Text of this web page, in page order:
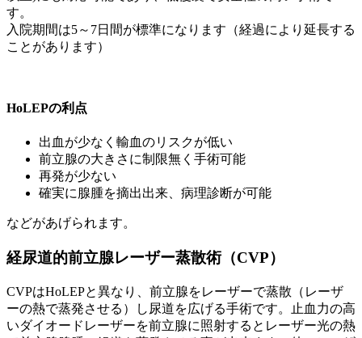
す。
入院期間は5～7日間が標準になります（経過により延長する
ことがあります）
HoLEPの利点
出血が少なく輸血のリスクが低い
前立腺の大きさに制限無く手術可能
再発が少ない
確実に腺腫を摘出出来、病理診断が可能
などがあげられます。
経尿道的前立腺レーザー蒸散術（CVP）
CVPはHoLEPと異なり、前立腺をレーザーで蒸散（レーザ
ーの熱で蒸発させる）し尿道を広げる手術です。止血力の高
いダイオードレーザーを前立腺に照射するとレーザー光の熱